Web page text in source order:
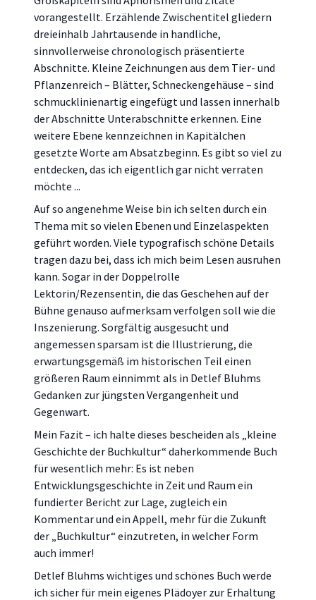
vorangestellt. Erzählende Zwischentitel gliedern
dreieinhalb Jahrtausende in handliche,
sinnvollerweise chronologisch präsentierte
Abschnitte. Kleine Zeichnungen aus dem Tier- und
Pflanzenreich – Blätter, Schneckengehäuse – sind
schmucklinienartig eingefügt und lassen innerhalb
der Abschnitte Unterabschnitte erkennen. Eine
weitere Ebene kennzeichnen in Kapitälchen
gesetzte Worte am Absatzbeginn. Es gibt so viel zu
entdecken, das ich eigentlich gar nicht verraten
möchte ...
Auf so angenehme Weise bin ich selten durch ein
Thema mit so vielen Ebenen und Einzelaspekten
geführt worden. Viele typografisch schöne Details
tragen dazu bei, dass ich mich beim Lesen ausruhen
kann. Sogar in der Doppelrolle
Lektorin/Rezensentin, die das Geschehen auf der
Bühne genauso aufmerksam verfolgen soll wie die
Inszenierung. Sorgfältig ausgesucht und
angemessen sparsam ist die Illustrierung, die
erwartungsgemäß im historischen Teil einen
größeren Raum einnimmt als in Detlef Bluhms
Gedanken zur jüngsten Vergangenheit und
Gegenwart.
Mein Fazit – ich halte dieses bescheiden als „kleine
Geschichte der Buchkultur“ daherkommende Buch
für wesentlich mehr: Es ist neben
Entwicklungsgeschichte in Zeit und Raum ein
fundierter Bericht zur Lage, zugleich ein
Kommentar und ein Appell, mehr für die Zukunft
der „Buchkultur“ einzutreten, in welcher Form
auch immer!
Detlef Bluhms wichtiges und schönes Buch werde
ich sicher für mein eigenes Plädoyer zur Erhaltung